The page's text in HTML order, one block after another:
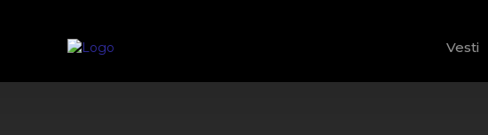
Vesti